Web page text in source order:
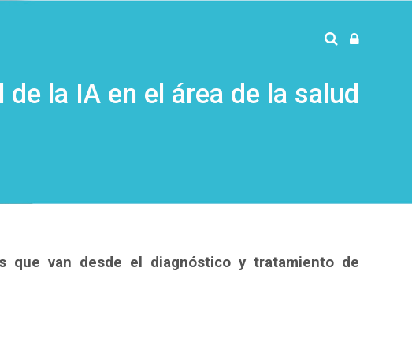
de la IA en el área de la salud
que van desde el diagnóstico y tratamiento de